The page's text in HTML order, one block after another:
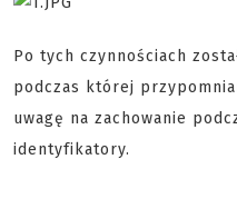
Po tych czynnościach
podczas której
uwagę na zachowanie
identyfikatory.